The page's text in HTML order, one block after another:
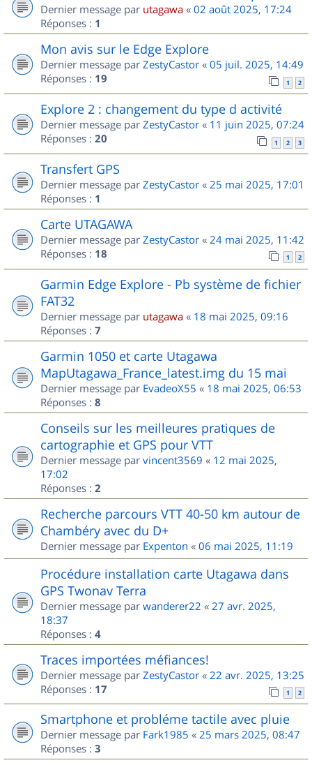
Dernier message par utagawa « 02 août 2025, 17:24
Réponses : 1
Mon avis sur le Edge Explore
Dernier message par ZestyCastor « 05 juil. 2025, 14:49
Réponses : 19 1 2
Explore 2 : changement du type d activité
Dernier message par ZestyCastor « 11 juin 2025, 07:24
Réponses : 20 1 2 3
Transfert GPS
Dernier message par ZestyCastor « 25 mai 2025, 17:01
Réponses : 1
Carte UTAGAWA
Dernier message par ZestyCastor « 24 mai 2025, 11:42
Réponses : 18 1 2
Garmin Edge Explore - Pb système de fichier
FAT32
Dernier message par utagawa « 18 mai 2025, 09:16
Réponses : 7
Garmin 1050 et carte Utagawa
MapUtagawa_France_latest.img du 15 mai
Dernier message par EvadeoX55 « 18 mai 2025, 06:53
Réponses : 8
Conseils sur les meilleures pratiques de
cartographie et GPS pour VTT
Dernier message par vincent3569 « 12 mai 2025,
17:02
Réponses : 2
Recherche parcours VTT 40-50 km autour de
Chambéry avec du D+
Dernier message par Expenton « 06 mai 2025, 11:19
Procédure installation carte Utagawa dans
GPS Twonav Terra
Dernier message par wanderer22 « 27 avr. 2025,
18:37
Réponses : 4
Traces importées méfiances!
Dernier message par ZestyCastor « 22 avr. 2025, 13:25
Réponses : 17 1 2
Smartphone et probléme tactile avec pluie
Dernier message par Fark1985 « 25 mars 2025, 08:47
Réponses : 3